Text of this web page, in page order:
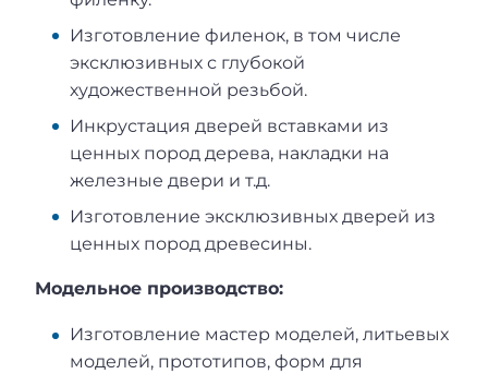
Изготовление филенок, в том числе
эксклюзивных с глубокой
художественной резьбой.
Инкрустация дверей вставками из
ценных пород дерева, накладки на
железные двери и т.д.
Изготовление эксклюзивных дверей из
ценных пород древесины.
Модельное производство:
Изготовление мастер моделей, литьевых
моделей, прототипов, форм для